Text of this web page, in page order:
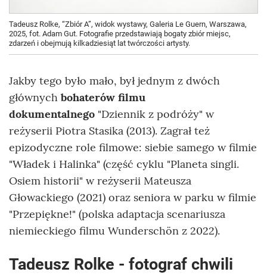
Tadeusz Rolke, “Zbiór A”, widok wystawy, Galeria Le Guern, Warszawa,
2025, fot. Adam Gut. Fotografie przedstawiają bogaty zbiór miejsc,
zdarzeń i obejmują kilkadziesiąt lat twórczości artysty.
Jakby tego było mało, był jednym z dwóch
głównych bohaterów filmu
dokumentalnego "Dziennik z podróży" w
reżyserii Piotra Stasika (2013). Zagrał też
epizodyczne role filmowe: siebie samego w filmie
"Władek i Halinka" (część cyklu "Planeta singli.
Osiem historii" w reżyserii Mateusza
Głowackiego (2021) oraz seniora w parku w filmie
"Przepiękne!" (polska adaptacja scenariusza
niemieckiego filmu Wunderschön z 2022).
Tadeusz Rolke - fotograf chwili